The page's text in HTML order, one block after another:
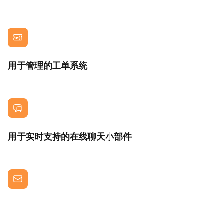
用于管理的工单系统
用于实时支持的在线聊天小部件